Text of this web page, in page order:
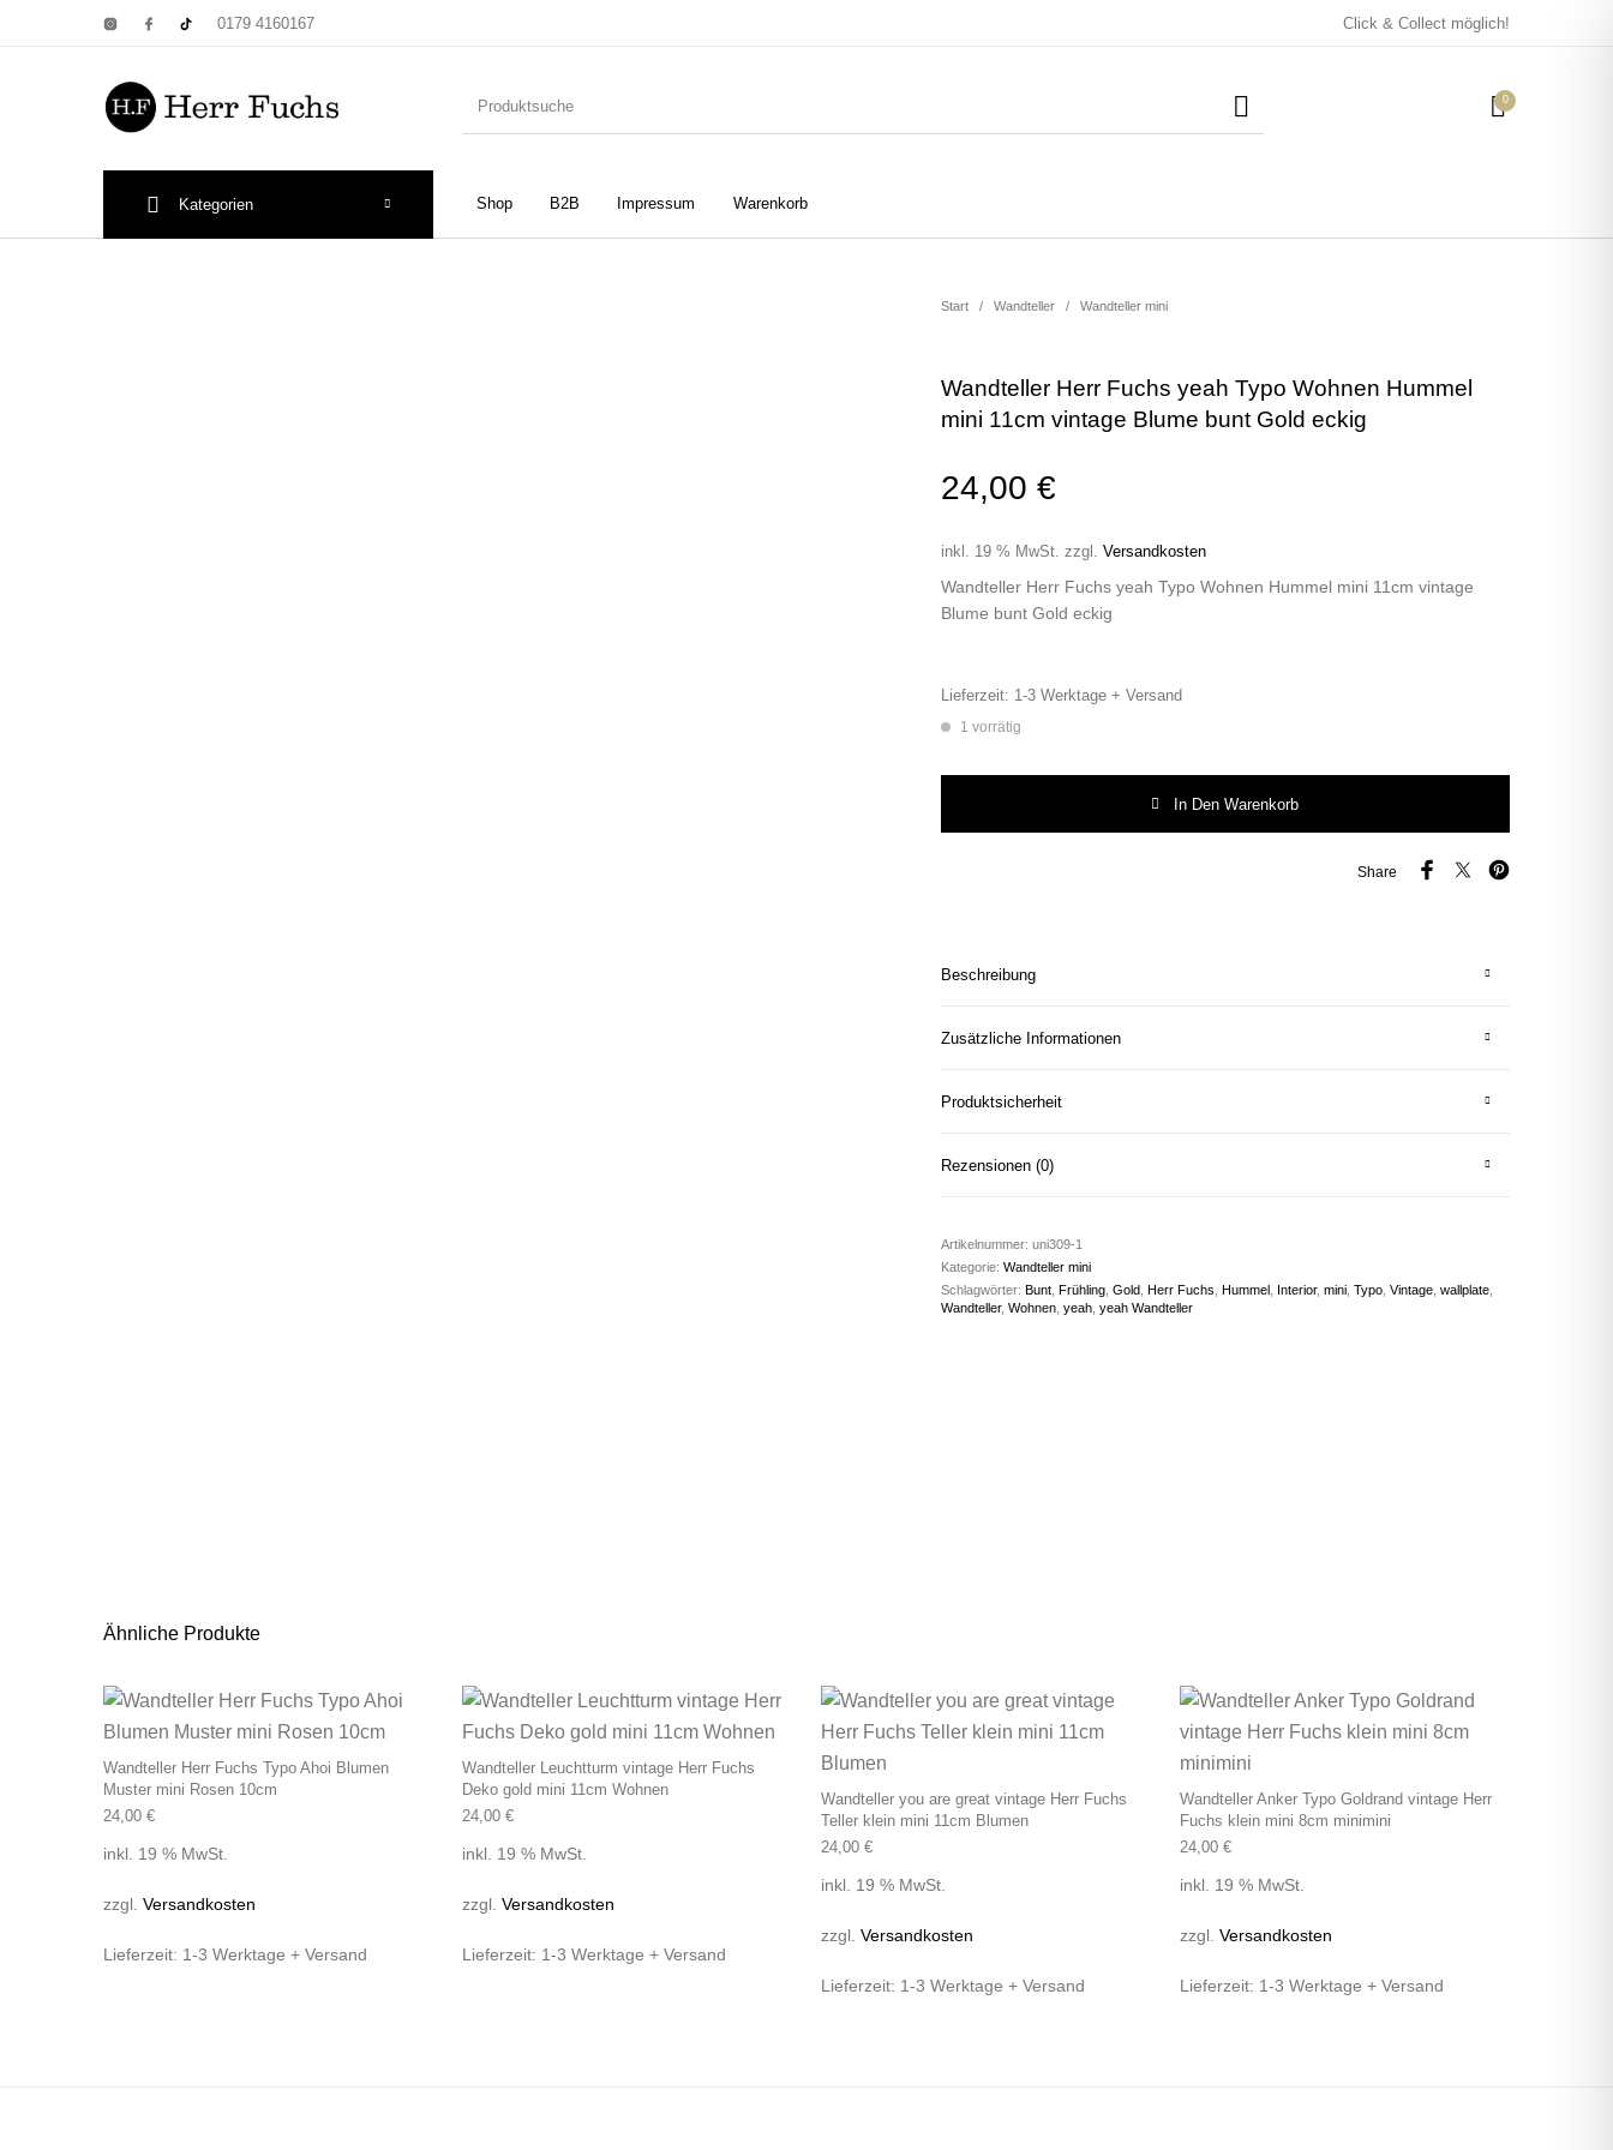
0179 4160167 Click & Collect möglich!
0
Shop B2B Impressum Warenkorb
Kategorien
Taschen/Turnbeutel Tassen
Start / Wandteller / Wandteller mini
Wandteller Herr Fuchs yeah Typo Wohnen Hummel
mini 11cm vintage Blume bunt Gold eckig
24,00 €
inkl. 19 % MwSt. zzgl. Versandkosten
Wandteller Herr Fuchs yeah Typo Wohnen Hummel mini 11cm vintage
Blume bunt Gold eckig
Lieferzeit: 1-3 Werktage + Versand
1 vorrätig
In Den Warenkorb
Share
Beschreibung
Zusätzliche Informationen
Produktsicherheit
Rezensionen (0)
Artikelnummer: uni309-1
Kategorie: Wandteller mini
Schlagwörter: Bunt, Frühling, Gold, Herr Fuchs Hummel, Interior, mini, Typo, Vintage, wallplate,
Wandteller, Wohnen, yeah, yeah Wandteller
Ähnliche Produkte
Wandteller Herr Fuchs Typo Ahoi Blumen
Muster mini Rosen 10cm
24,00 €
inkl. 19 % MwSt.
zzgl. Versandkosten
Lieferzeit: 1-3 Werktage + Versand
Wandteller Leuchtturm vintage Herr Fuchs
Deko gold mini 11cm Wohnen
24,00 €
inkl. 19 % MwSt.
zzgl. Versandkosten
Lieferzeit: 1-3 Werktage + Versand
Wandteller you are great vintage Herr Fuchs
Teller klein mini 11cm Blumen
24,00 €
inkl. 19 % MwSt.
zzgl. Versandkosten
Lieferzeit: 1-3 Werktage + Versand
Wandteller Anker Typo Goldrand vintage Herr
Fuchs klein mini 8cm minimini
24,00 €
inkl. 19 % MwSt.
zzgl. Versandkosten
Lieferzeit: 1-3 Werktage + Versand